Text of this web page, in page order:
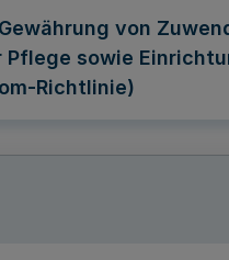
von
sowie
Richtlinie)